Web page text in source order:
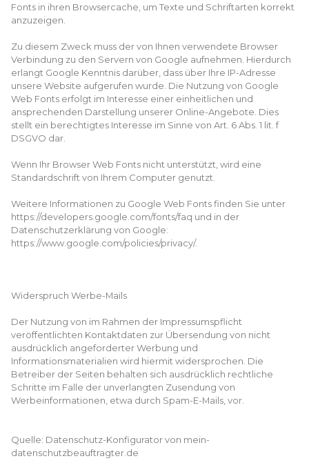
Fonts in ihren Browsercache, um Texte und Schriftarten korrekt
anzuzeigen.
Zu diesem Zweck muss der von Ihnen verwendete Browser
Verbindung zu den Servern von Google aufnehmen. Hierdurch
erlangt Google Kenntnis darüber, dass über Ihre IP-Adresse
unsere Website aufgerufen wurde. Die Nutzung von Google
Web Fonts erfolgt im Interesse einer einheitlichen und
ansprechenden Darstellung unserer Online-Angebote. Dies
stellt ein berechtigtes Interesse im Sinne von Art. 6 Abs. 1 lit. f
DSGVO dar.
Wenn Ihr Browser Web Fonts nicht unterstützt, wird eine
Standardschrift von Ihrem Computer genutzt.
Weitere Informationen zu Google Web Fonts finden Sie unter
https://developers.google.com/fonts/faq und in der
Datenschutzerklärung von Google:
https://www.google.com/policies/privacy/.
Widerspruch Werbe-Mails
Der Nutzung von im Rahmen der Impressumspflicht
veröffentlichten Kontaktdaten zur Übersendung von nicht
ausdrücklich angeforderter Werbung und
Informationsmaterialien wird hiermit widersprochen. Die
Betreiber der Seiten behalten sich ausdrücklich rechtliche
Schritte im Falle der unverlangten Zusendung von
Werbeinformationen, etwa durch Spam-E-Mails, vor.
Quelle: Datenschutz-Konfigurator von mein-
datenschutzbeauftragter.de